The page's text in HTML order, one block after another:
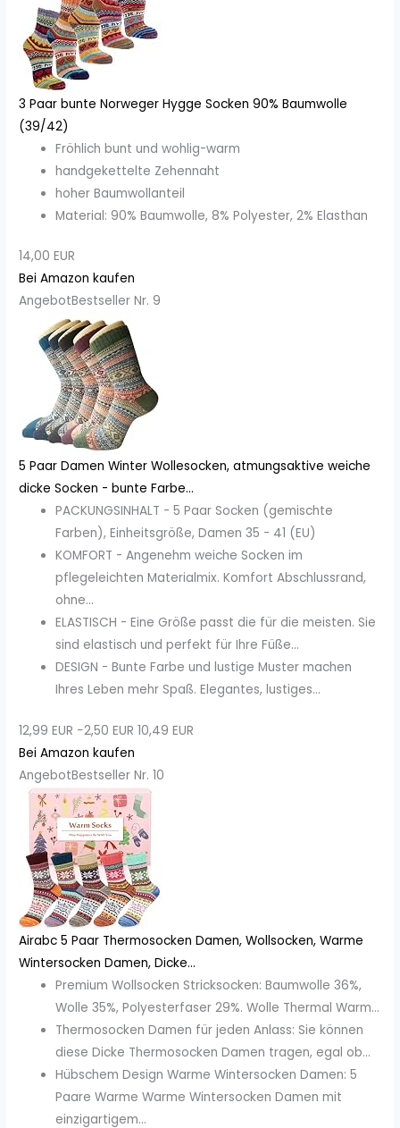
3 Paar bunte Norweger Hygge Socken 90% Baumwolle
(39/42)
Fröhlich bunt und wohlig-warm
handgekettelte Zehennaht
hoher Baumwollanteil
Material: 90% Baumwolle, 8% Polyester, 2% Elasthan
14,00 EUR
Bei Amazon kaufen
AngebotBestseller Nr. 9
5 Paar Damen Winter Wollesocken, atmungsaktive weiche
dicke Socken - bunte Farbe...
PACKUNGSINHALT - 5 Paar Socken (gemischte
Farben), Einheitsgröße, Damen 35 - 41 (EU)
KOMFORT - Angenehm weiche Socken im
pflegeleichten Materialmix. Komfort Abschlussrand,
ohne...
ELASTISCH - Eine Größe passt die für die meisten. Sie
sind elastisch und perfekt für Ihre Füße...
DESIGN - Bunte Farbe und lustige Muster machen
Ihres Leben mehr Spaß. Elegantes, lustiges...
12,99 EUR −2,50 EUR 10,49 EUR
Bei Amazon kaufen
AngebotBestseller Nr. 10
Airabc 5 Paar Thermosocken Damen, Wollsocken, Warme
Wintersocken Damen, Dicke...
Premium Wollsocken Stricksocken: Baumwolle 36%,
Wolle 35%, Polyesterfaser 29%. Wolle Thermal Warm...
Thermosocken Damen für jeden Anlass: Sie können
diese Dicke Thermosocken Damen tragen, egal ob...
Hübschem Design Warme Wintersocken Damen: 5
Paare Warme Warme Wintersocken Damen mit
einzigartigem...